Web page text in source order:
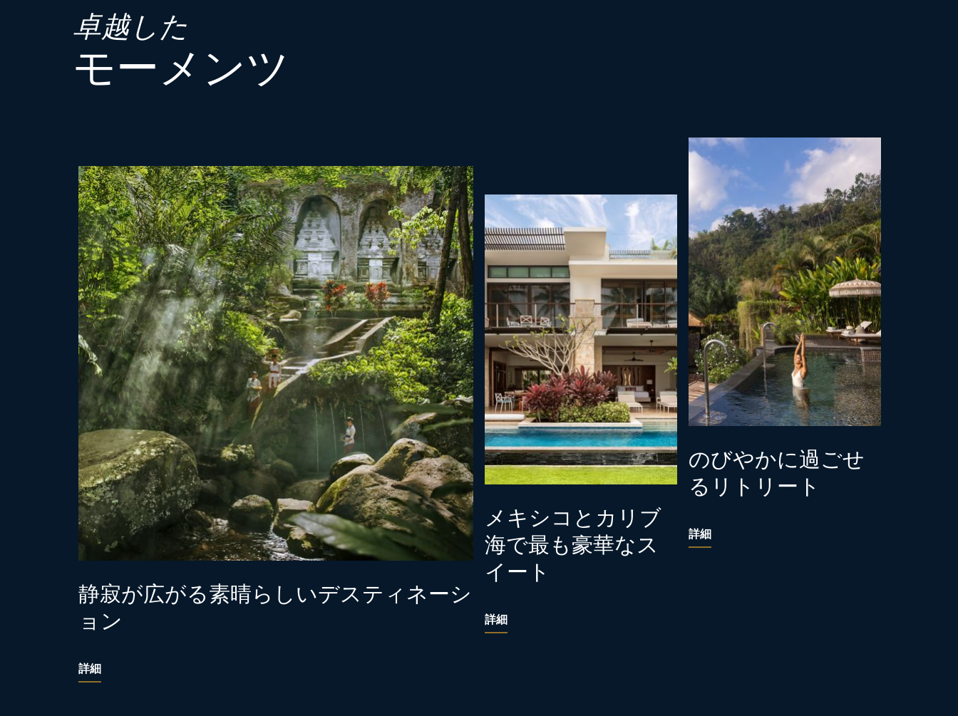
卓越した
モーメンツ
静寂が広がる素晴らしいデスティネーシ
ョン
詳細
メキシコとカリブ
海で最も豪華なス
イート
詳細
のびやかに過ごせ
るリトリート
詳細